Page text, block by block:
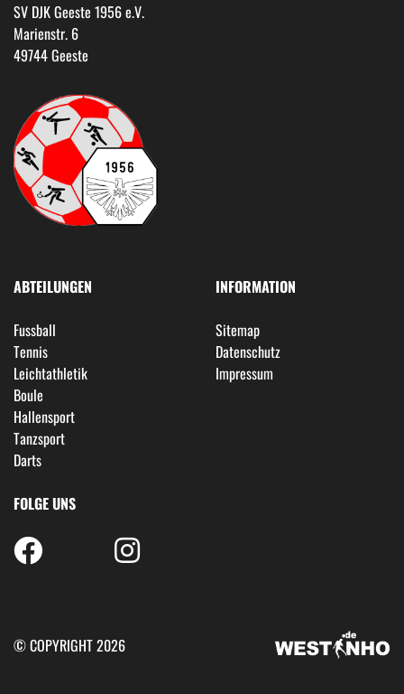
SV DJK Geeste 1956 e.V.
Marienstr. 6
49744 Geeste
ABTEILUNGEN
Fussball
Tennis
Leichtathletik
Boule
Hallensport
Tanzsport
Darts
INFORMATION
Sitemap
Datenschutz
Impressum
FOLGE UNS
© COPYRIGHT 2026